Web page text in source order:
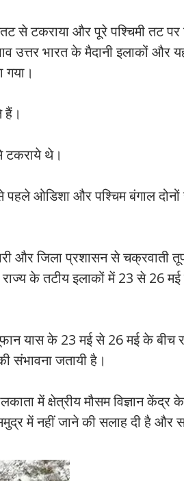
से टकराया और पूरे पश्चिमी तट पर
भारत के मैदानी इलाकों और
गया।
हैं।
टकराये थे।
ओडिशा और पश्चिम बंगाल दोनों
और जिला प्रशासन से चक्रवाती
के तटीय इलाकों में 23 से 26
यास के 23 मई से 26 मई के बीच
संभावना जतायी है।
में क्षेत्रीय मौसम विज्ञान केंद्र
में नहीं जाने की सलाह दी है और